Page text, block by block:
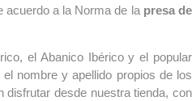
acuerdo a la Norma de la presa de
el Abanico Ibérico y el popular
nombre y apellido propios de los
disfrutar desde nuestra tienda, con